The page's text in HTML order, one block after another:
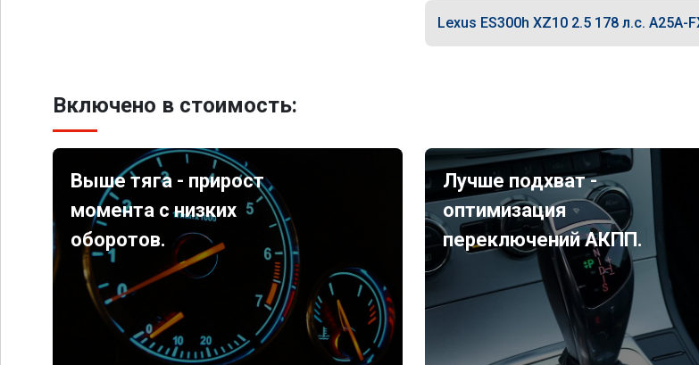
Lexus ES300h XZ10 2.5 178 л.с. A25A-
Включено в стоимость:
Выше тяга - прирост
момента с низких
оборотов.
Лучше подхват -
оптимизация
переключений АКПП.